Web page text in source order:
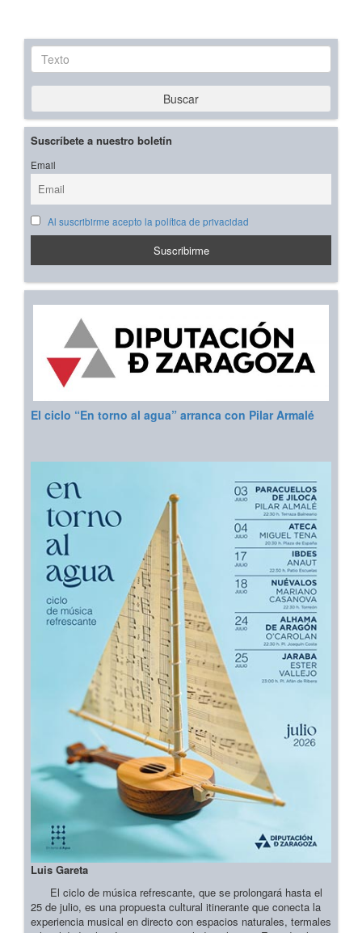
Texto
Buscar
Suscríbete a nuestro boletín
Email
Al suscribirme acepto la política de privacidad
El ciclo “En torno al agua” arranca con Pilar Armalé
Luis Gareta
El ciclo de música refrescante, que se prolongará hasta el
25 de julio, es una propuesta cultural itinerante que conecta la
experiencia musical en directo con espacios naturales, termales